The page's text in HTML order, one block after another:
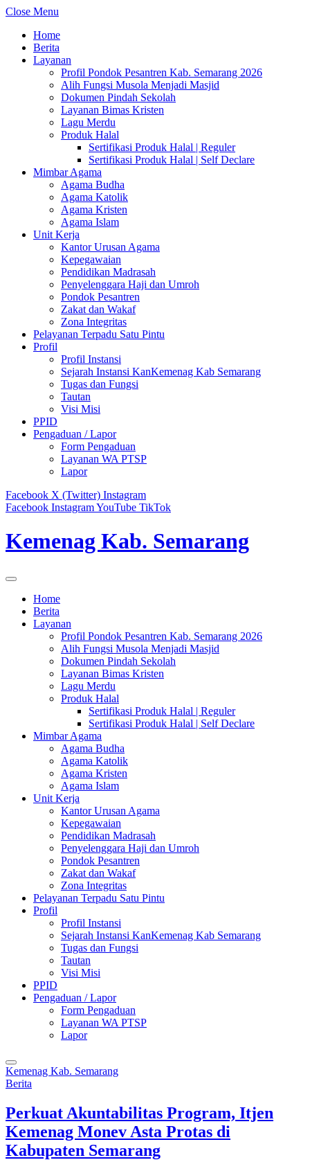
Close Menu
Home
Berita
Layanan
Profil Pondok Pesantren Kab. Semarang 2026
Alih Fungsi Musola Menjadi Masjid
Dokumen Pindah Sekolah
Layanan Bimas Kristen
Lagu Merdu
Produk Halal
Sertifikasi Produk Halal | Reguler
Sertifikasi Produk Halal | Self Declare
Mimbar Agama
Agama Budha
Agama Katolik
Agama Kristen
Agama Islam
Unit Kerja
Kantor Urusan Agama
Kepegawaian
Pendidikan Madrasah
Penyelenggara Haji dan Umroh
Pondok Pesantren
Zakat dan Wakaf
Zona Integritas
Pelayanan Terpadu Satu Pintu
Profil
Profil Instansi
Sejarah Instansi KanKemenag Kab Semarang
Tugas dan Fungsi
Tautan
Visi Misi
PPID
Pengaduan / Lapor
Form Pengaduan
Layanan WA PTSP
Lapor
Facebook X (Twitter) Instagram
Facebook InstagramYouTube TikTok
Kemenag Kab. Semarang
Home
Berita
Layanan
Profil Pondok Pesantren Kab. Semarang 2026
Alih Fungsi Musola Menjadi Masjid
Dokumen Pindah Sekolah
Layanan Bimas Kristen
Lagu Merdu
Produk Halal
Sertifikasi Produk Halal | Reguler
Sertifikasi Produk Halal | Self Declare
Mimbar Agama
Agama Budha
Agama Katolik
Agama Kristen
Agama Islam
Unit Kerja
Kantor Urusan Agama
Kepegawaian
Pendidikan Madrasah
Penyelenggara Haji dan Umroh
Pondok Pesantren
Zakat dan Wakaf
Zona Integritas
Pelayanan Terpadu Satu Pintu
Profil
Profil Instansi
Sejarah Instansi KanKemenag Kab Semarang
Tugas dan Fungsi
Tautan
Visi Misi
PPID
Pengaduan / Lapor
Form Pengaduan
Layanan WA PTSP
Lapor
Kemenag Kab. Semarang
Berita
Perkuat Akuntabilitas Program, Itjen
Kemenag Monev Asta Protas di
Kabupaten Semarang